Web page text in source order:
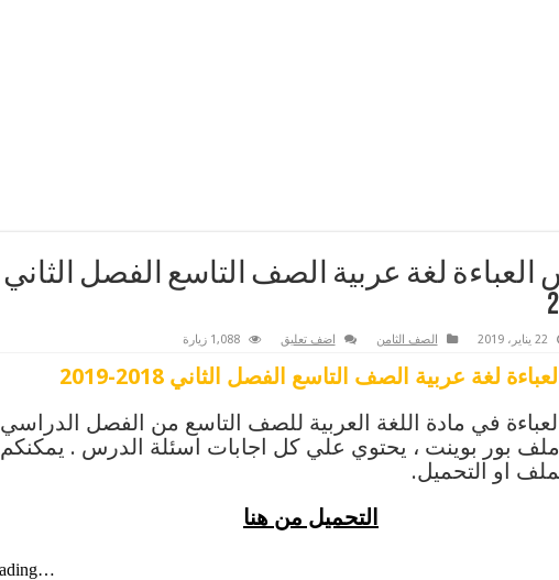
لغة عربية الصف التاسع الفصل الثاني
22 يناير، 2019 الصف الثامن اضف تعليق 1,088 زيارة
لغة عربية الصف التاسع الفصل الثاني 2018-2019
في مادة اللغة العربية للصف التاسع من الفصل الدراسي
ملف بور بوينت ، يحتوي علي كل اجابات اسئلة الدرس . يمكنكم
او التحميل.
التحميل من هنا